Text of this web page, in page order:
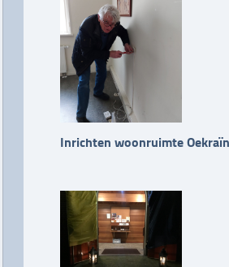
Inrichten woonruimte